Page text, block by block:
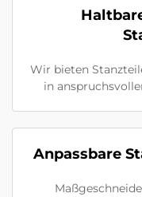
Wir bieten
in
Anpassbare